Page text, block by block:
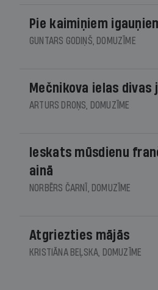
Pie kaimiņiem
GUNTARS GODIŅŠ, DOMUZĪME
Mečnikova ielas divas
ARTURS DROŅS, DOMUZĪME
Ieskats mūsdienu
ainā
NORBĒRS ČARNĪ, DOMUZĪME
Atgriezties mājās
KRISTIĀNA BEĻSKA, DOMUZĪME